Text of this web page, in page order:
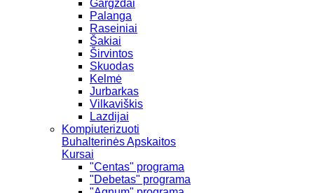
Gargždai
Palanga
Raseiniai
Šakiai
Širvintos
Skuodas
Kelmė
Jurbarkas
Vilkaviškis
Lazdijai
Kompiuterizuoti
Buhalterinės Apskaitos
Kursai
"Centas" programa
"Debetas" programa